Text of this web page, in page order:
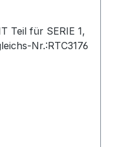
Teil für SERIE 1,
Nr.:RTC3176